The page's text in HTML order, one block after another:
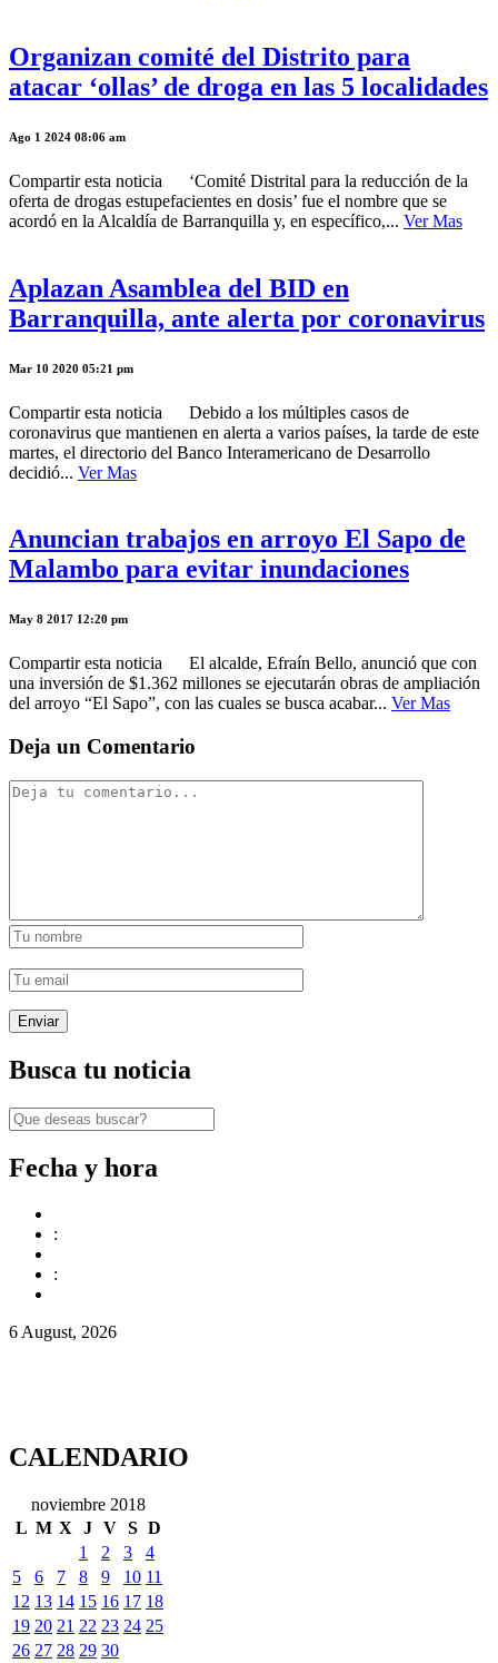
Organizan comité del Distrito para
atacar ‘ollas’ de droga en las 5 localidades
Ago 1 2024 08:06 am
Compartir esta noticia ‘Comité Distrital para la reducción de la
oferta de drogas estupefacientes en dosis’ fue el nombre que se
acordó en la Alcaldía de Barranquilla y, en específico,... Ver Mas
Aplazan Asamblea del BID en
Barranquilla, ante alerta por coronavirus
Mar 10 2020 05:21 pm
Compartir esta noticia Debido a los múltiples casos de
coronavirus que mantienen en alerta a varios países, la tarde de este
martes, el directorio del Banco Interamericano de Desarrollo
decidió... Ver Mas
Anuncian trabajos en arroyo El Sapo de
Malambo para evitar inundaciones
May 8 2017 12:20 pm
Compartir esta noticia El alcalde, Efraín Bello, anunció que con
una inversión de $1.362 millones se ejecutarán obras de ampliación
del arroyo “El Sapo”, con las cuales se busca acabar... Ver Mas
Deja un Comentario
Busca tu noticia
Fecha y hora
:
:
6 August, 2026
CALENDARIO
noviembre 2018
L M X J V S D
1
2 3
4
5
6 7 8 9 10 11
12 13 14 15 16 17 18
19 20 21 22 23 24 25
26 27 28 29 30